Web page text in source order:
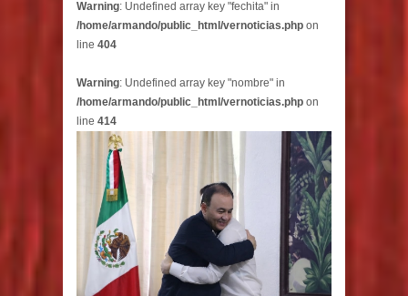
Warning: Undefined array key "fechita" in
/home/armando/public_html/vernoticias.php on
line 404
Warning: Undefined array key "nombre" in
/home/armando/public_html/vernoticias.php on
line 414